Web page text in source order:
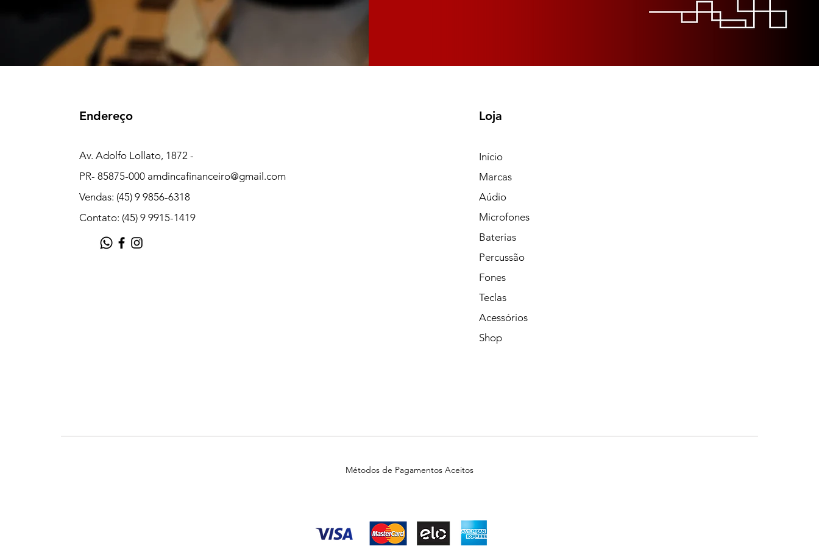
Endereço
Av. Adolfo Lollato, 1872 -
PR- 85875-000 amdincafinanceiro@gmail.com
Vendas: (45) 9 9856-6318
Contato: (45) 9 9915-1419
Loja
Início
Marcas
Aúdio
Microfones
Baterias
Percussão
Fones
Teclas
Acessórios
Shop
Métodos de Pagamentos Aceitos